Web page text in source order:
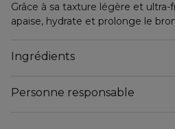
Grâce à sa taxture légère et ultra-
apaise, hydrate et prolonge le
Composé à 86% d’ingrédients
enrichi d’eau de coco et d’Aloe
Clean* & vegan**
Ingrédients
Personne responsable